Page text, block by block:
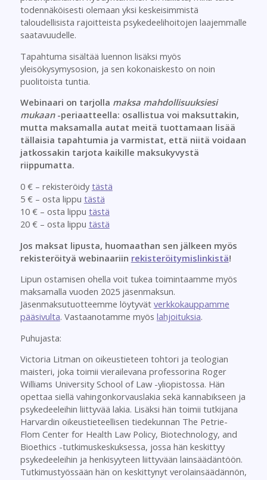
todennäköisesti olemaan yksi keskeisimmistä
taloudellisista rajoitteista psykedeelihoitojen laajemmalle
saatavuudelle.
Tapahtuma sisältää luennon lisäksi myös
yleisökysymysosion, ja sen kokonaiskesto on noin
puolitoista tuntia.
Webinaari on tarjolla maksa mahdollisuuksiesi
mukaan-periaatteella: osallistua voi maksuttakin,
mutta maksamalla autat meitä tuottamaan lisää
tällaisia tapahtumia ja varmistat, että niitä voidaan
jatkossakin tarjota kaikille maksukyvystä
riippumatta.
0 € – rekisteröidytästä
5 € – osta lippu tästä
10 € – osta lippu tästä
20 € – osta lippu tästä
Jos maksat lipusta, huomaathan sen jälkeen myös
rekisteröityä webinaariin rekisteröitymislinkistä!
Lipun ostamisen ohella voit tukea toimintaamme myös
maksamalla vuoden 2025 jäsenmaksun.
Jäsenmaksutuotteemme löytyvät verkkokauppamme
pääsivulta. Vastaanotamme myös lahjoituksia.
Puhujasta:
Victoria Litman on oikeustieteen tohtori ja teologian
maisteri, joka toimii vierailevana professorina Roger
Williams University School of Law -yliopistossa. Hän
opettaa siellä vahingonkorvauslakia sekä kannabikseen ja
psykedeeleihin liittyvää lakia. Lisäksi hän toimii tutkijana
Harvardin oikeustieteellisen tiedekunnan The Petrie-
Flom Center for Health Law Policy, Biotechnology, and
Bioethics -tutkimuskeskuksessa, jossa hän keskittyy
psykedeeleihin ja henkisyyteen liittyvään lainsäädäntöön.
Tutkimustyössään hän on keskittynyt verolainsäädännön,